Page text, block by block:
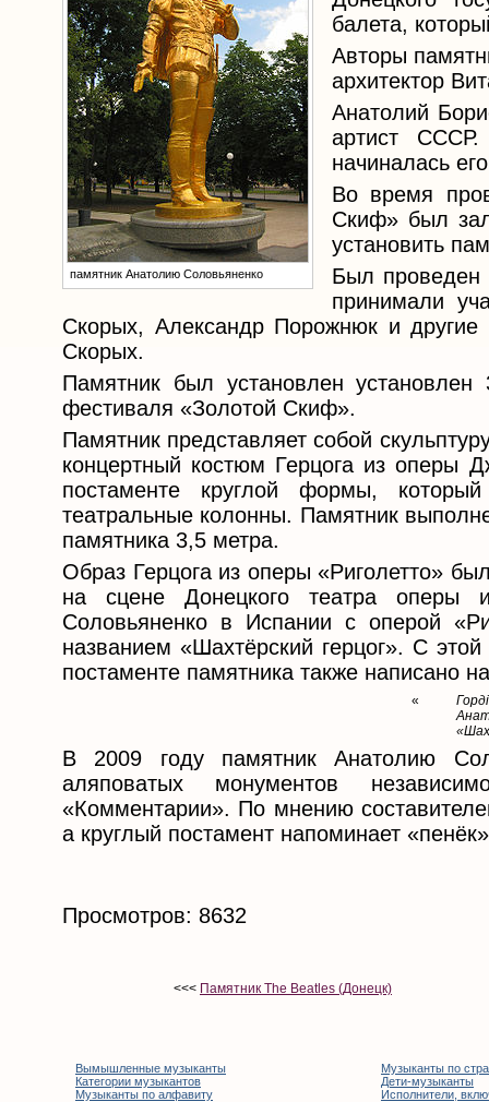
памятник Анатолию Соловьяненко
балета,
Авторы
архитектор
Анатолий
артист
начиналась
Во время
Скиф» был
установить
Был проведен
принимали
Скорых, Александр Порожнюк и другие
Скорых.
Памятник был установлен
фестиваля «Золотой Скиф».
Памятник представляет собой
концертный костюм Герцога из оперы
постаменте круглой формы,
театральные колонны. Памятник
памятника 3,5 метра.
Образ Герцога из оперы «Риголетто»
на сцене Донецкого театра оперы
Соловьяненко в Испании с оперой
названием «Шахтёрский герцог». С
постаменте памятника также написано
«
В 2009 году памятник Анатолию
аляповатых монументов
«Комментарии». По мнению
а круглый постамент напоминает
Просмотров: 8632
<<< Памятник The Beatles (Донецк)
Вымышленные музыканты
Категории музыкантов
Музыканты по алфавиту
Музыканты по
Дети-музыканты
Исполнители,